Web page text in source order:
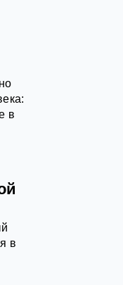
в
в